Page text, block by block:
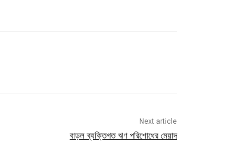
Next article
বাড়ল ব্যক্তিগত ঋণ পরিশোধের মেয়াদ